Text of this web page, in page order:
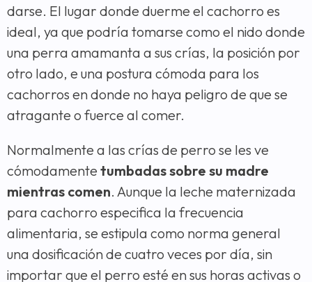
darse. El lugar donde duerme el cachorro es
ideal, ya que podría tomarse como el nido donde
una perra amamanta a sus crías, la posición por
otro lado, e una postura cómoda para los
cachorros en donde no haya peligro de que se
atragante o fuerce al comer.
Normalmente a las crías de perro se les ve
cómodamente tumbadas sobre su madre
mientras comen. Aunque la leche maternizada
para cachorro especifica la frecuencia
alimentaria, se estipula como norma general
una dosificación de cuatro veces por día, sin
importar que el perro esté en sus horas activas o